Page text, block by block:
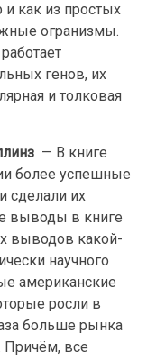
как из простых
огранизмы.
генов, их
и толковая
— В книге
более успешные
сделали их
выводы в книге
выводов какой-
научного
американские
росли в
больше рынка
Причём, все